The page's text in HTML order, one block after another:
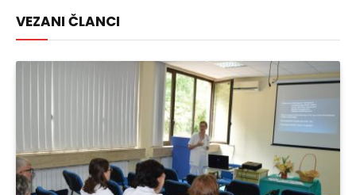
VEZANI ČLANCI